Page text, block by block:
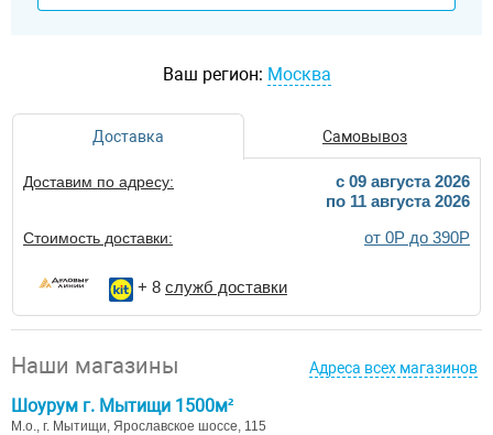
Ваш регион: Москва
Доставка Самовывоз
Доставим по адресу:
c 09 августа 2026
по 11 августа 2026
Стоимость доставки: от 0Р до 390Р
+ 8 служб доставки
Наши магазины Адреса всех магазинов
Шоурум г. Мытищи 1500м²
М.о., г. Мытищи, Ярославское шоссе, 115